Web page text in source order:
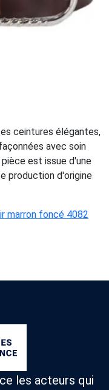
ceintures élégantes,
avec soin
est issue d'une
production d'origine
marron foncé 4082
les acteurs qui